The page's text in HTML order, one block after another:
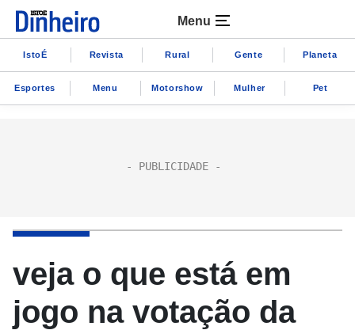
Menu
IstoÉ Revista Rural Gente Planeta
Esportes Menu Motorshow Mulher Pet
veja o que está em
jogo na votação da